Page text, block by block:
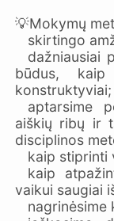
💡Mokymų
skirtingo
dažniausiai
būdus,
konstruktyviai;
aptarsime
aiškių ribų ir
disciplinos
kaip stiprinti
kaip
vaikui saugiai
nagrinėsime